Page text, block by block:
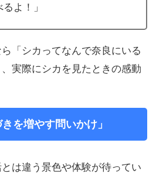
よ！」
「シカってなんで奈良にいる
実際にシカを見たときの感動
を増やす問いかけ」
は違う景色や体験が待ってい